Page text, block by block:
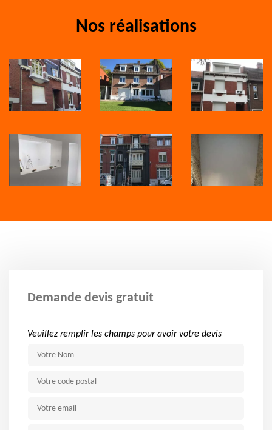
Nos réalisations
Demande devis gratuit
Veuillez remplir les champs pour avoir votre devis